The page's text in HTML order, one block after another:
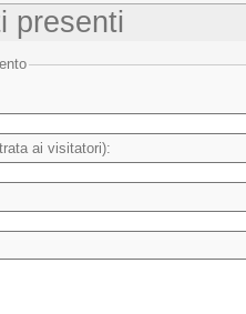
presenti
ai visitatori):